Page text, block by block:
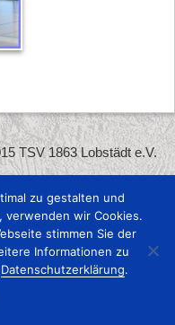
TSV 1863 Lobstädt e.V.
zu gestalten und
wir Cookies.
stimmen Sie der
Informationen zu
Datenschutzerklärung.